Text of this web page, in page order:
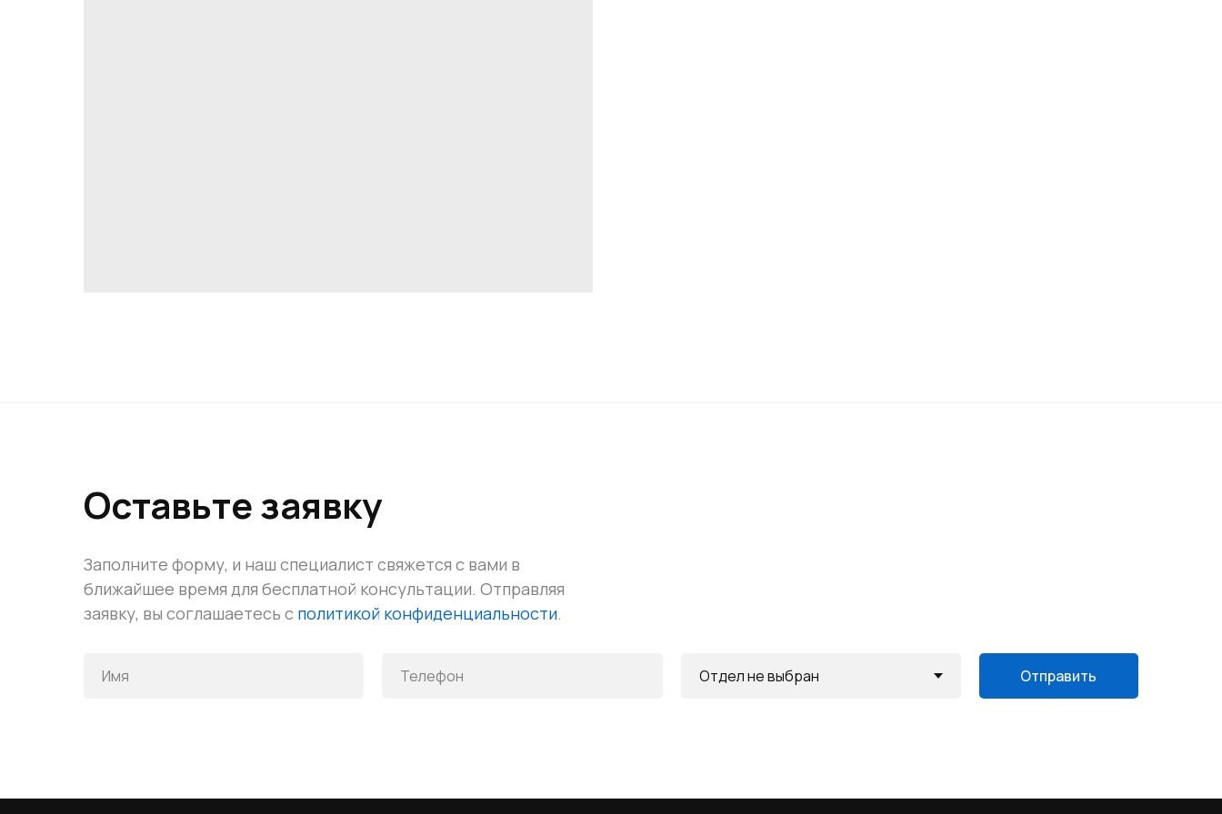
Оставьте заявку
Заполните форму, и наш специалист свяжется с вами в
ближайшее время для бесплатной консультации. Отправляя
заявку, вы соглашаетесь с политикой конфиденциальности.
Отправить